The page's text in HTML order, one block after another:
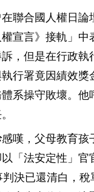
聯合國人權日論
宣言》接軌」中
，但是在行政執
行署竟因績效獎
系操守敗壞。他
感嘆，父母教育孩
「法安定性」官
決已還清白，稅